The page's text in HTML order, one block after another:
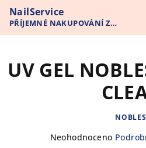
obsah
NailService
PŘÍJEMNÉ NAKUPOVÁNÍ Z
POHODLÍ VAŠEHO DOMOVA
UV GEL
NOBLES
Průměrné
Neohodnoceno